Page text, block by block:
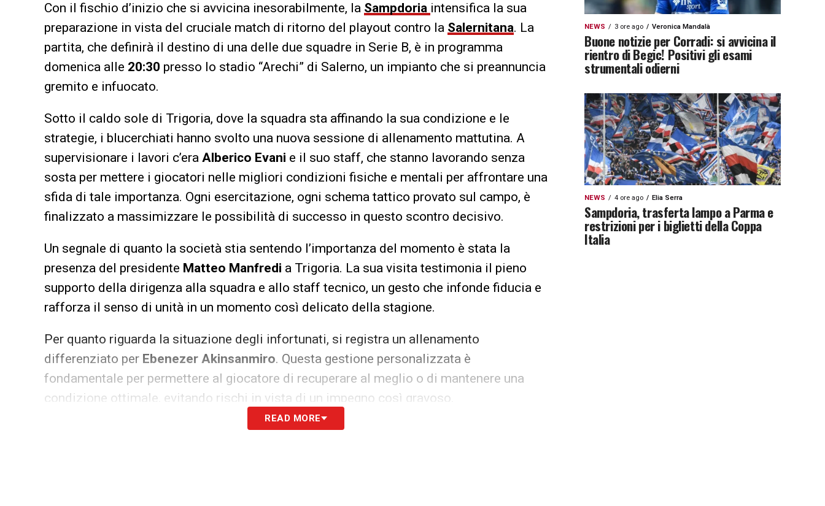
Con il fischio d’inizio che si avvicina inesorabilmente, la Sampdoria intensifica la sua
preparazione in vista del cruciale match di ritorno del playout contro la Salernitana. La
partita, che definirà il destino di una delle due squadre in Serie B, è in programma
domenica alle 20:30 presso lo stadio “Arechi” di Salerno, un impianto che si preannuncia
gremito e infuocato.
Sotto il caldo sole di Trigoria, dove la squadra sta affinando la sua condizione e le
strategie, i blucerchiati hanno svolto una nuova sessione di allenamento mattutina. A
supervisionare i lavori c’era Alberico Evani e il suo staff, che stanno lavorando senza
sosta per mettere i giocatori nelle migliori condizioni fisiche e mentali per affrontare una
sfida di tale importanza. Ogni esercitazione, ogni schema tattico provato sul campo, è
finalizzato a massimizzare le possibilità di successo in questo scontro decisivo.
Un segnale di quanto la società stia sentendo l’importanza del momento è stata la
presenza del presidente Matteo Manfredi a Trigoria. La sua visita testimonia il pieno
supporto della dirigenza alla squadra e allo staff tecnico, un gesto che infonde fiducia e
rafforza il senso di unità in un momento così delicato della stagione.
Per quanto riguarda la situazione degli infortunati, si registra un allenamento
differenziato per Ebenezer Akinsanmiro. Questa gestione personalizzata è
fondamentale per permettere al giocatore di recuperare al meglio o di mantenere una
condizione ottimale, evitando rischi in vista di un impegno così gravoso.
La posta in gioco è altissima, e la Sampdoria è consapevole che dovrà tirare fuori il
READ MORE
NEWS 3 ore ago Veronica Mandalà
Buone notizie per Corradi: si avvicina il
rientro di Begic! Positivi gli esami
strumentali odierni
NEWS 4 ore ago Elia Serra
Sampdoria, trasferta lampo a Parma e
restrizioni per i biglietti della Coppa
Italia